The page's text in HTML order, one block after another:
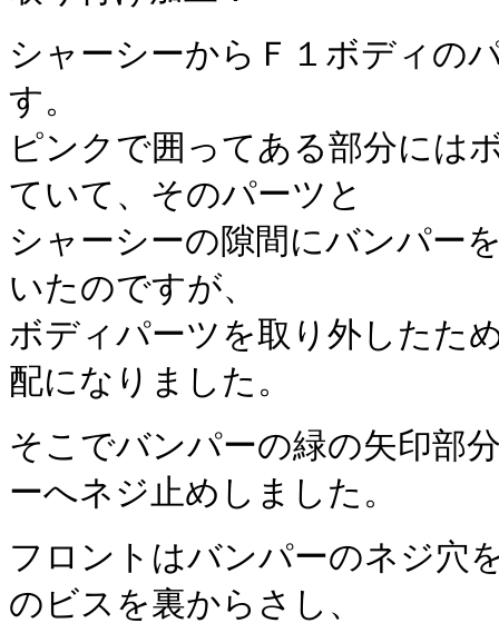
シャーシーからＦ１ボディの
す。
ピンクで囲ってある部分には
ていて、そのパーツと
シャーシーの隙間にバンパー
いたのですが、
ボディパーツを取り外したた
配になりました。
そこでバンパーの緑の矢印部
ーへネジ止めしました。
フロントはバンパーのネジ穴
のビスを裏からさし、